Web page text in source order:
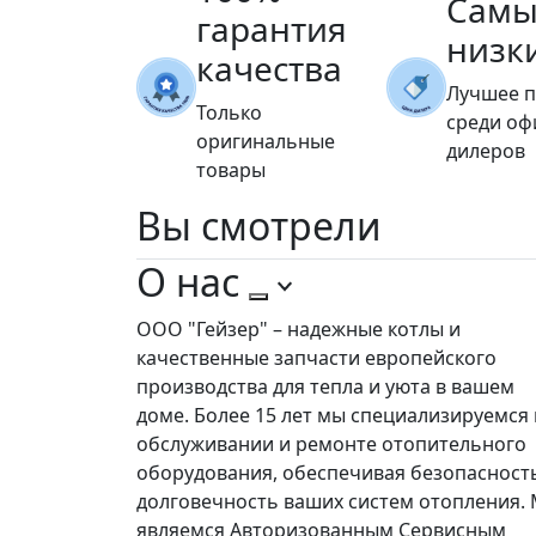
гарантия
качества
Только
оригинальные
товары
Лучшее
среди
дилеров
Вы смотрели
О нас
ООО "Гейзер" – надежные котлы и
качественные запчасти европейского
производства для тепла и уюта в вашем
доме. Более 15 лет мы специализируемся
обслуживании и ремонте отопительного
оборудования, обеспечивая
долговечность ваших систем
являемся Авторизованным Сервисным